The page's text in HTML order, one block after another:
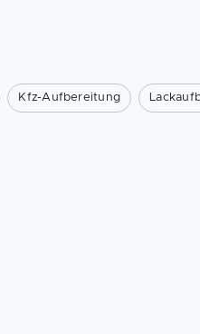
Kfz-Aufbereitung